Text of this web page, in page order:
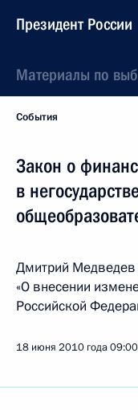
Президент России
Материалы по
События
Закон о
в
Дмитрий Медведев
«О внесении
Российской
18 июня 2010 года09:00